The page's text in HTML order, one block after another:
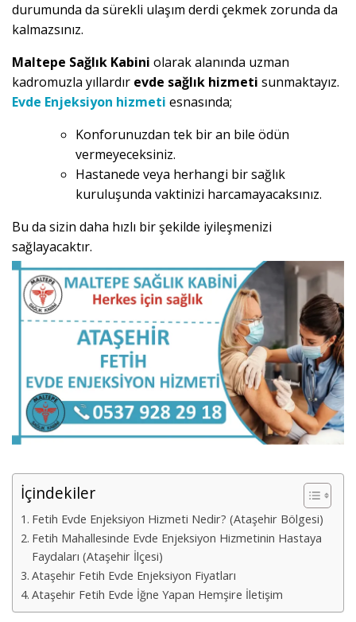
durumunda da sürekli ulaşım derdi çekmek zorunda da
kalmazsınız.
Maltepe Sağlık Kabini olarak alanında uzman
kadromuzla yıllardır evde sağlık hizmeti sunmaktayız.
Evde Enjeksiyon hizmeti esnasında;
Konforunuzdan tek bir an bile ödün
vermeyeceksiniz.
Hastanede veya herhangi bir sağlık
kuruluşunda vaktinizi harcamayacaksınız.
Bu da sizin daha hızlı bir şekilde iyileşmenizi
sağlayacaktır.
İçindekiler
Fetih Evde Enjeksiyon Hizmeti Nedir? (Ataşehir Bölgesi)
Fetih Mahallesinde Evde Enjeksiyon Hizmetinin Hastaya
Faydaları (Ataşehir İlçesi)
Ataşehir Fetih Evde Enjeksiyon Fiyatları
Ataşehir Fetih Evde İğne Yapan Hemşire İletişim